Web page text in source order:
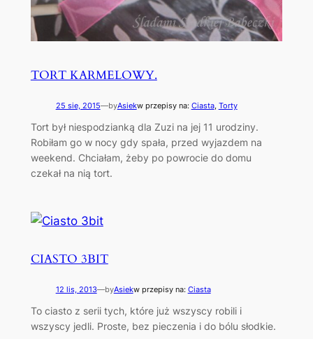
TORT KARMELOWY.
25 sie, 2015—byAsiekw przepisy na: Ciasta, Torty
Tort był niespodzianką dla Zuzi na jej 11 urodziny.
Robiłam go w nocy gdy spała, przed wyjazdem na
weekend. Chciałam, żeby po powrocie do domu
czekał na nią tort.
CIASTO 3BIT
12 lis, 2013—byAsiekw przepisy na: Ciasta
To ciasto z serii tych, które już wszyscy robili i
wszyscy jedli. Proste, bez pieczenia i do bólu słodkie.